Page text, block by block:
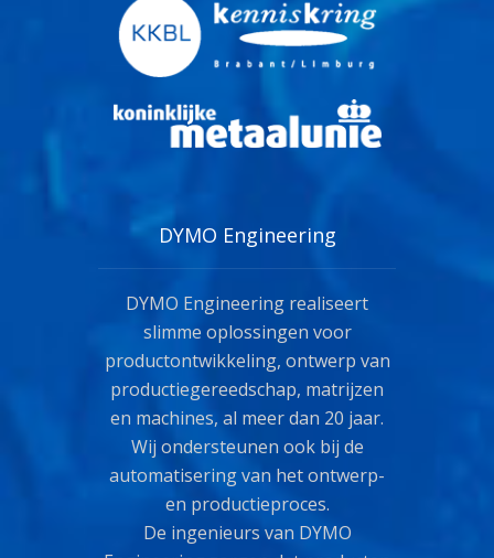
DYMO Engineering
DYMO Engineering realiseert
slimme oplossingen voor
productontwikkeling, ontwerp van
productiegereedschap, matrijzen
en machines, al meer dan 20 jaar.
Wij ondersteunen ook bij de
automatisering van het ontwerp-
en productieproces.
De ingenieurs van DYMO